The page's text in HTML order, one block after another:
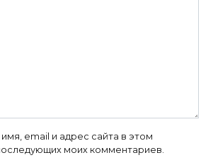
email и адрес сайта в этом
моих комментариев.